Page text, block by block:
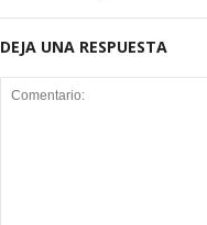
DEJA UNA RESPUESTA